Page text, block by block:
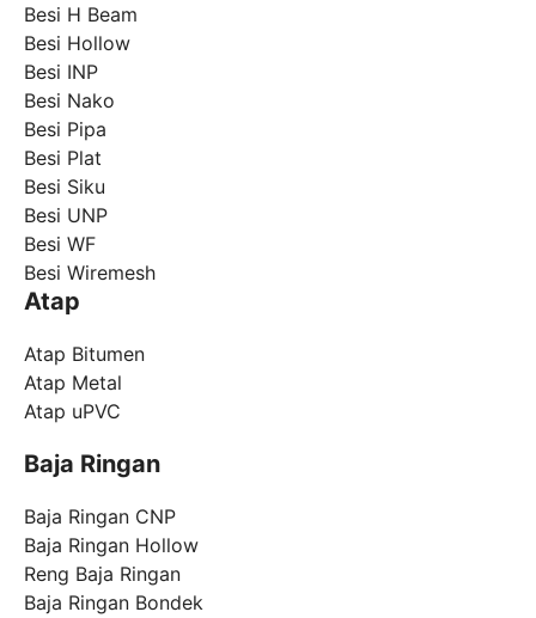
Besi H Beam
Besi Hollow
Besi INP
Besi Nako
Besi Pipa
Besi Plat
Besi Siku
Besi UNP
Besi WF
Besi Wiremesh
Atap
Atap Bitumen
Atap Metal
Atap uPVC
Baja Ringan
Baja Ringan CNP
Baja Ringan Hollow
Reng Baja Ringan
Baja Ringan Bondek